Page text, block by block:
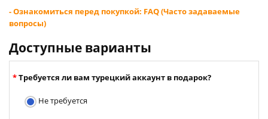
- Ознакомиться перед покупкой: FAQ (Часто задаваемые
вопросы)
Доступные варианты
Требуется ли вам турецкий аккаунт в подарок?
Не требуется